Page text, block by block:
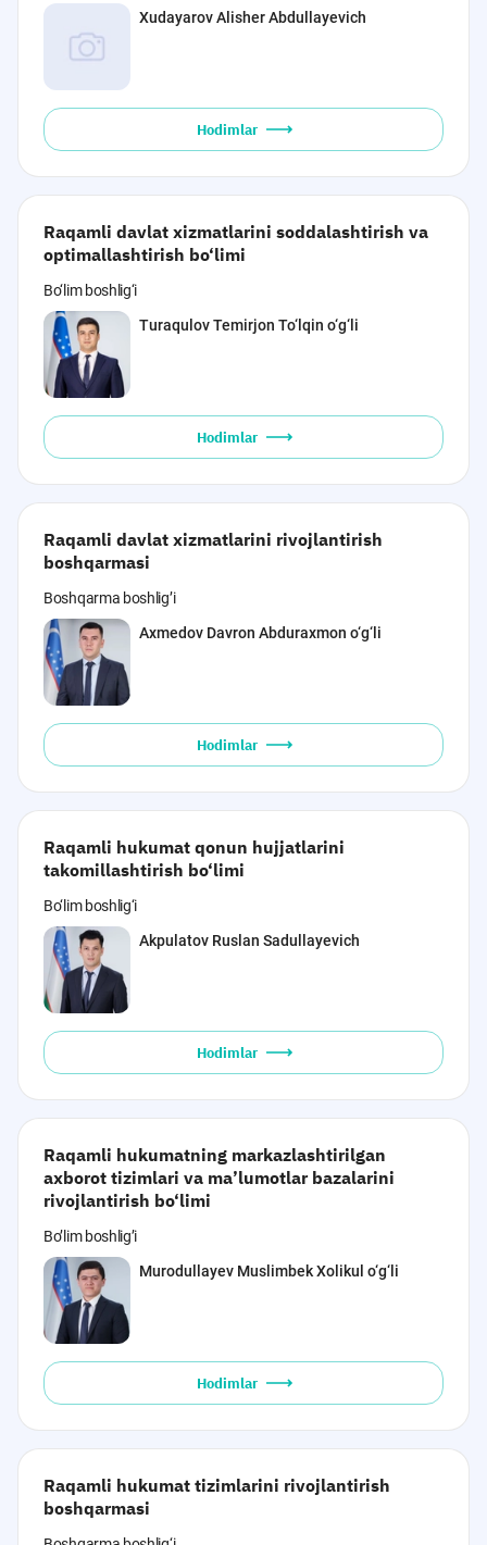
Xudayarov Alisher Abdullayevich
Hodimlar
Raqamli davlat xizmatlarini soddalashtirish va
optimallashtirish bo‘limi
Bo‘lim boshlig‘i
Turaqulov Temirjon To‘lqin o‘g‘li
Hodimlar
Raqamli davlat xizmatlarini rivojlantirish
boshqarmasi
Boshqarma boshlig’i
Axmedov Davron Abduraxmon o‘g‘li
Hodimlar
Raqamli hukumat qonun hujjatlarini
takomillashtirish bo‘limi
Bo‘lim boshlig‘i
Akpulatov Ruslan Sadullayevich
Hodimlar
Raqamli hukumatning markazlashtirilgan
axborot tizimlari va ma’lumotlar bazalarini
rivojlantirish bo‘limi
Bo’lim boshlig’i
Murodullayev Muslimbek Xolikul o‘g‘li
Hodimlar
Raqamli hukumat tizimlarini rivojlantirish
boshqarmasi